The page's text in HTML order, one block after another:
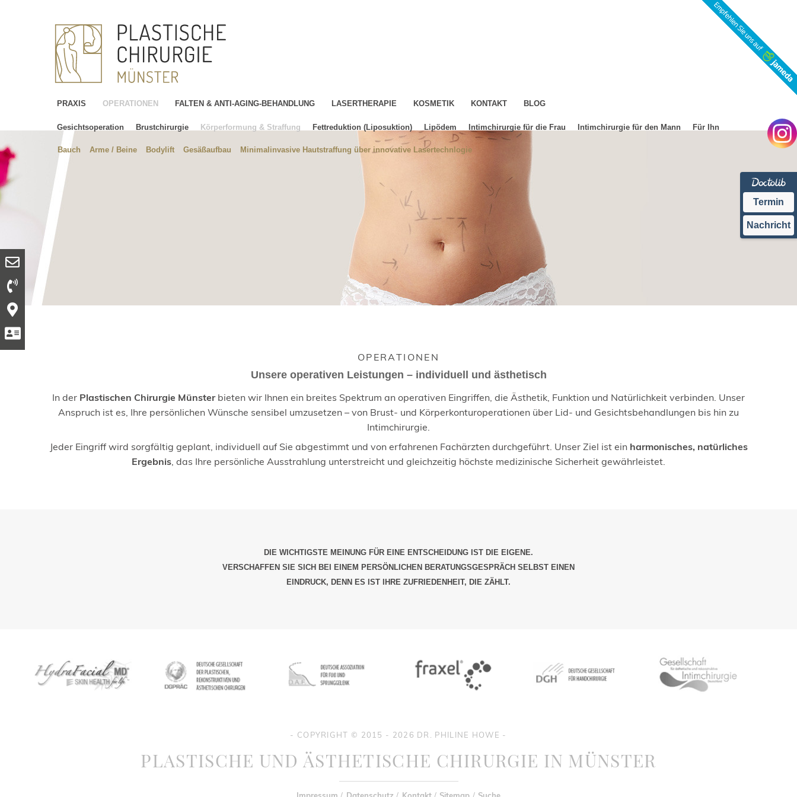
Termin
Nachricht
PRAXIS OPERATIONEN FALTEN & ANTI-AGING-BEHANDLUNG LASERTHERAPIE KOSMETIK KONTAKT BLOG
Gesichtsoperation Brustchirurgie Körperformung & Straffung
Bauch Arme / Beine Bodylift Gesäßaufbau Minimalinvasive Hautstraffung über innovative Lasertechnlogie
Fettreduktion (Liposuktion) Lipödem Intimchirurgie für die Frau Intimchirurgie für den Mann Für Ihn
OPERATIONEN
Unsere operativen Leistungen – individuell und ästhetisch
In der Plastischen Chirurgie Münsterbieten wir Ihnen ein breites Spektrum an operativen Eingriffen, die Ästhetik, Funktion und Natürlichkeit verbinden. Unser
Anspruch ist es, Ihre persönlichen Wünsche sensibel umzusetzen – von Brust- und Körperkonturoperationen über Lid- und Gesichtsbehandlungen bis hin zu
Intimchirurgie.
Jeder Eingriff wird sorgfältig geplant, individuell auf Sie abgestimmt und von erfahrenen Fachärzten durchgeführt. Unser Ziel ist ein harmonisches, natürliches
Ergebnis, das Ihre persönliche Ausstrahlung unterstreicht und gleichzeitig höchste medizinische Sicherheit gewährleistet.
DIE WICHTIGSTE MEINUNG FÜR EINE ENTSCHEIDUNG IST DIE EIGENE.
VERSCHAFFEN SIE SICH BEI EINEM PERSÖNLICHEN BERATUNGSGESPRÄCH SELBST EINEN
EINDRUCK, DENN ES IST IHRE ZUFRIEDENHEIT, DIE ZÄHLT.
- COPYRIGHT © 2015 - 2026 DR. PHILINE HOWE -
PLASTISCHE UND ÄSTHETISCHE CHIRURGIE IN MÜNSTER
Impressum / Datenschutz / Kontakt/ Sitemap / Suche